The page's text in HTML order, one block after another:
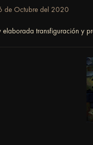
de Octubre del 2020
elaborada transfiguración y